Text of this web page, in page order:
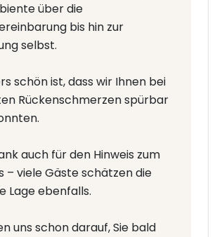
über die
bis hin zur
selbst.
schön ist, dass wir Ihnen bei
Rückenschmerzen spürbar
auch für den Hinweis zum
– viele Gäste schätzen die
Lage ebenfalls.
uns schon darauf, Sie bald